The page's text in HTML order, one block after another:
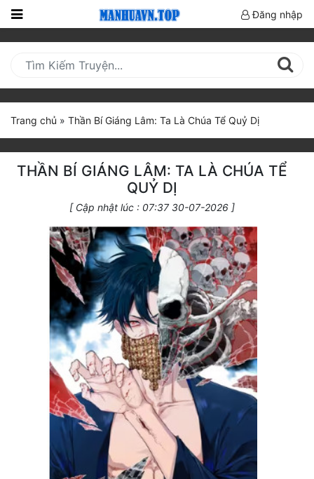
Nhật
(current)
BXH
Truyện HOT
Truyện Mới Ra
Huyền Huyễn
Đăng nhập
Trang chủ » Thần Bí Giáng Lâm: Ta Là Chúa Tể Quỷ Dị
THẦN BÍ GIÁNG LÂM: TA LÀ CHÚA TỂ
QUỶ DỊ
[ Cập nhật lúc : 07:37 30-07-2026 ]